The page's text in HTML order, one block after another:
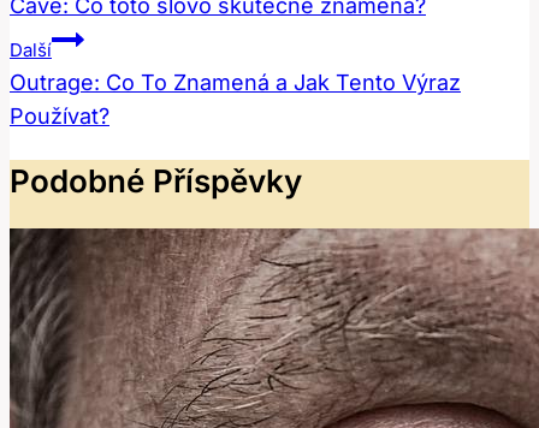
Pro
Příspěvek
Cave: Co toto slovo skutečně znamená?
Další
Outrage: Co To Znamená a Jak Tento Výraz
Používat?
Podobné Příspěvky